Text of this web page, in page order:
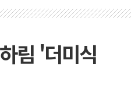
르그섬', 최근 1주일 이상 '올스톱
프리뷰...美 고용 쇼크에 반도체주
쇼크에 금리 인상 우려 후퇴…나스
림 '더미식